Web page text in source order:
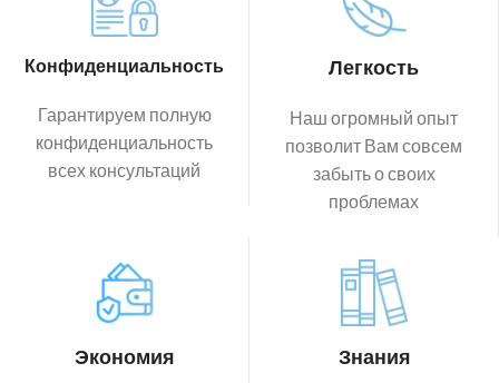
Конфиденциальность
Гарантируем полную
конфиденциальность
всех консультаций
Легкость
Наш огромный опыт
позволит Вам совсем
забыть о своих
проблемах
Экономия Знания